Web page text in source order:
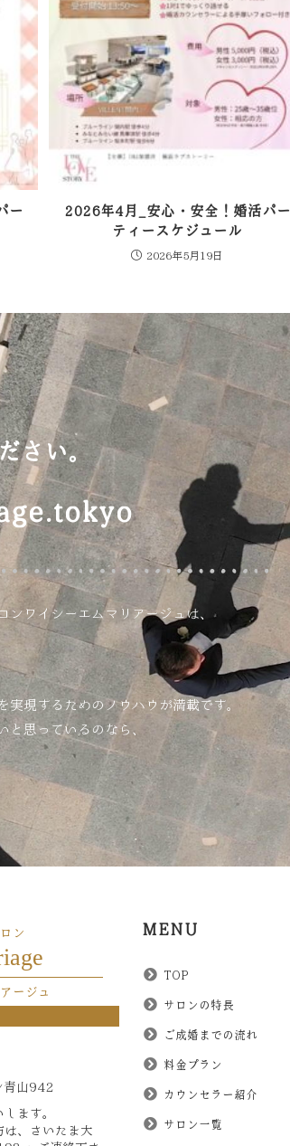
ー
2026年4月_安心・安全！婚活パー
ティースケジュール
2026年5月19日
さい。
ワイシーエムマリアージュは、
現するためのノウハウが満載です。
と思っているのなら、
ン
ージュ
青山942
ます。
は、さいたま大
MENU
TOP
サロンの特長
ご成婚までの流れ
料金プラン
カウンセラー紹介
サロン一覧